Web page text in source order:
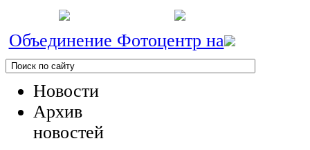
Объединение Фотоцентр на
Новости
Архив
новостей